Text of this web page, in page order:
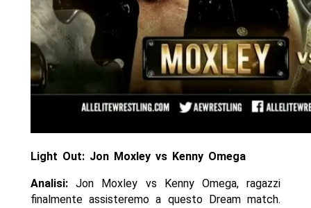
Light Out: Jon Moxley vs Kenny Omega
Analisi:Jon Moxley vs Kenny Omega, ragazzi
finalmente assisteremo a questo Dream match.